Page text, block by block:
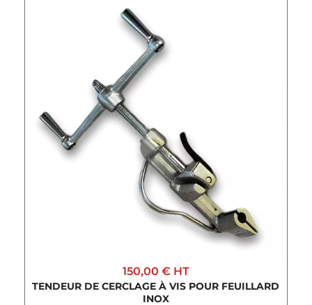
150,00 € HT
TENDEUR DE CERCLAGE À VIS POUR FEUILLARD
INOX